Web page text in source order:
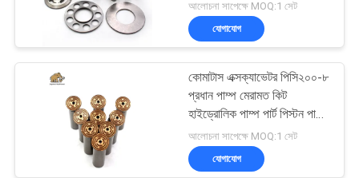
আলোচনা সাপেক্ষে MOQ:1 সেট
যোগাযোগ
কোমাটাস এক্সক্যাভেটর পিসি২০০-৮
প্রধান পাম্প মেরামত কিট
হাইড্রোলিক পাম্প পার্ট পিস্টন পাম্প
রক্ষণাবেক্ষণ মেরামতের পরিষেবা
আলোচনা সাপেক্ষে MOQ:1 সেট
যোগাযোগ